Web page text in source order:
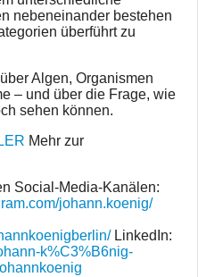
nebeneinander bestehen
überführt zu
Algen, Organismen
– und über die Frage, wie
sehen können.
Mehr zur
Social-Media-Kanälen:
johann.koenig/
LinkedIn:
k%C3%B6nig-